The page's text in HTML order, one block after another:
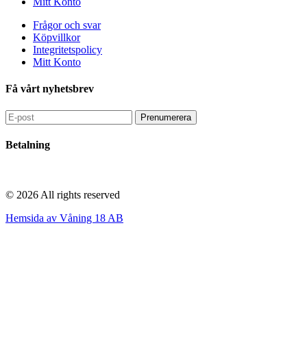
Frågor och svar
Köpvillkor
Integritetspolicy
Mitt Konto
Få vårt nyhetsbrev
Betalning
© 2026 All rights reserved​
Hemsida av Våning 18 AB